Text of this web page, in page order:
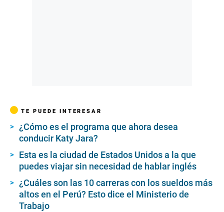
TE PUEDE INTERESAR
¿Cómo es el programa que ahora desea
conducir Katy Jara?
Esta es la ciudad de Estados Unidos a la que
puedes viajar sin necesidad de hablar inglés
¿Cuáles son las 10 carreras con los sueldos más
altos en el Perú? Esto dice el Ministerio de
Trabajo